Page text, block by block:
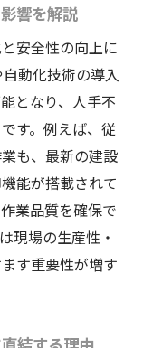
は
率化の最新事
コスト削減効
全性向上の秘
導入課題を解
響を解説
安全性の向上に
動化技術の導入
となり、人手不
す。例えば、従
も、最新の建設
能が搭載されて
業品質を確保で
現場の生産性・
す重要性が増す